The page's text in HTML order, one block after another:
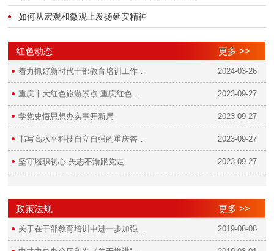
如何从宏观和微观上发扬延安精神
红色动态 更多 >>
着力抓好新时代干部教育培训工作… 2024-03-26
重庆十大红色旅游景点 重庆红色… 2023-09-27
学党史悟思想办实事开新局 2023-09-27
书写高水平科技自立自强的重庆答… 2023-09-27
坚守履职初心 矢志不渝跟党走 2023-09-27
政策法规 更多 >>
关于在干部教育培训中进一步加强… 2019-08-08